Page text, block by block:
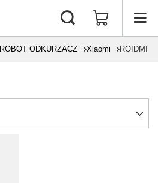
ROBOT ODKURZACZ Xiaomi ROIDMI